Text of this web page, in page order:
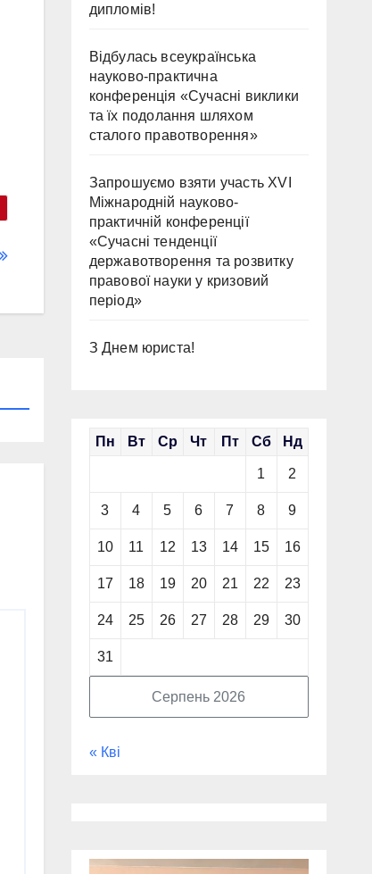
дипломів!
Відбулась всеукраїнська
науково-практична
конференція «Сучасні виклики
та їх подолання шляхом
сталого правотворення»
Запрошуємо взяти участь ХVІ
Міжнародній науково-
практичній конференції
«Сучасні тенденції
державотворення та розвитку
правової науки у кризовий
період»
З Днем юриста!
Серпень 2026
Пн Вт Ср Чт Пт Сб Нд
1 2
3 4 5 6 7 8 9
10 11 12 13 14 15 16
17 18 19 20 21 22 23
24 25 26 27 28 29 30
31
« Кві